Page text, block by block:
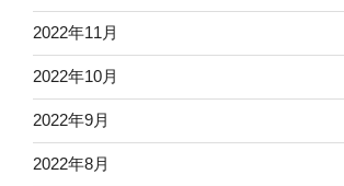
2022年11月
2022年10月
2022年9月
2022年8月